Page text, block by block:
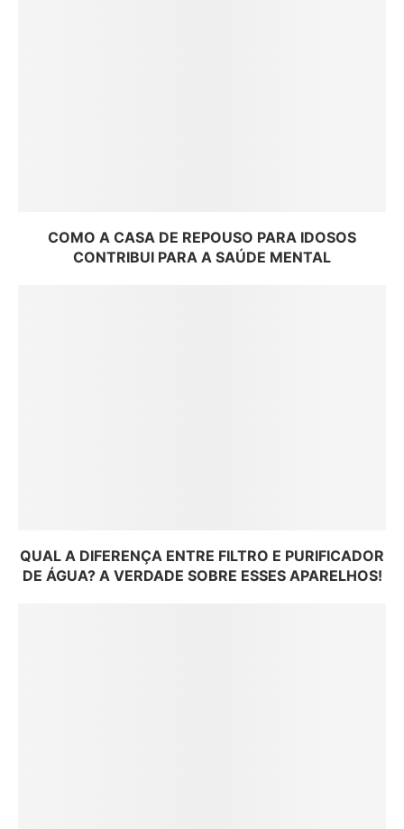
COMO A CASA DE REPOUSO PARA IDOSOS
CONTRIBUI PARA A SAÚDE MENTAL
QUAL A DIFERENÇA ENTRE FILTRO E PURIFICADOR
DE ÁGUA? A VERDADE SOBRE ESSES APARELHOS!